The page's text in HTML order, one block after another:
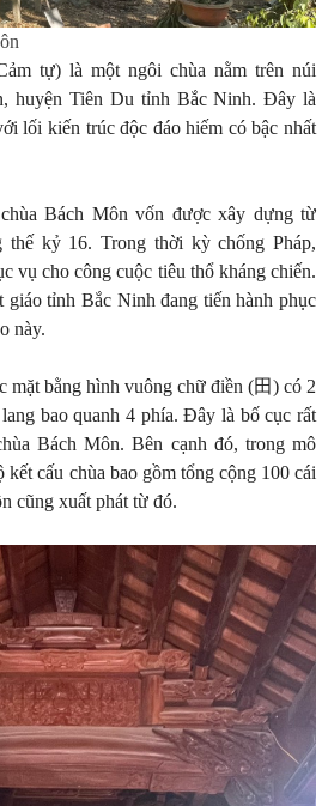
tự) là một ngôi chùa nằm trên núi
huyện Tiên Du tỉnh Bắc Ninh. Đây là
lối kiến trúc độc đáo hiếm có bậc nhất
Bách Môn vốn được xây dựng từ
thế kỷ 16. Trong thời kỳ chống Pháp,
vụ cho công cuộc tiêu thổ kháng chiến.
giáo tỉnh Bắc Ninh đang tiến hành phục
này.
mặt bằng hình vuông chữ điền (田) có 2
bao quanh 4 phía. Đây là bố cục rất
Bách Môn. Bên cạnh đó, trong mô
kết cấu chùa bao gồm tổng cộng 100 cái
cũng xuất phát từ đó.